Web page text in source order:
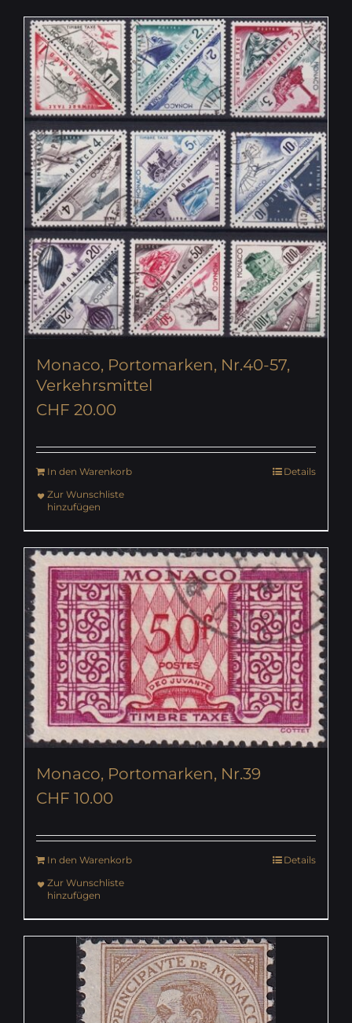
Monaco, Portomarken, Nr.40-57,
Verkehrsmittel
CHF 20.00
In den Warenkorb
Details
Zur Wunschliste
hinzufügen
Monaco, Portomarken, Nr.39
CHF 10.00
In den Warenkorb
Details
Zur Wunschliste
hinzufügen